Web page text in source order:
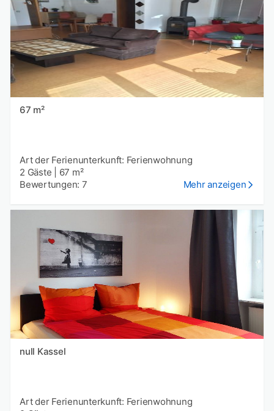
67 m²
Art der Ferienunterkunft: Ferienwohnung
2 Gäste
67 m²
Bewertungen: 7
Mehr anzeigen
null Kassel
Art der Ferienunterkunft: Ferienwohnung